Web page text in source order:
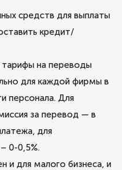
средств для выплаты
кредит/
на переводы
для каждой фирмы в
персонала. Для
за перевод — в
для
0-0,5%.
и для малого бизнеса, и